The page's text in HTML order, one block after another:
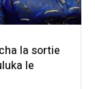
la sortie
le